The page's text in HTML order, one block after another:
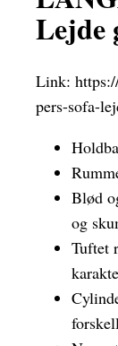
Lejde
Link:
pers-sofa-
Blød
og
Tuftet